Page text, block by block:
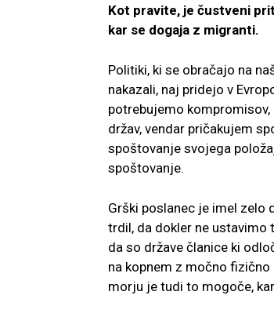
Kot pravite, je čustveni
kar se dogaja z migranti.
Politiki, ki se obračajo na
nakazali, naj pridejo v
potrebujemo
držav, vendar pričakujem
spoštovanje svojega
spoštovanje.
Grški poslanec je imel zelo
trdil, da dokler ne ustavimo
da so države članice ki
na kopnem z močno
morju je tudi to mogoče,